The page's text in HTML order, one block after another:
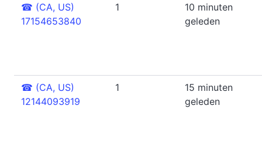
☎ (CA, US)
17154653840
1
10 minuten
geleden
☎ (CA, US)
12144093919
1
15 minuten
geleden